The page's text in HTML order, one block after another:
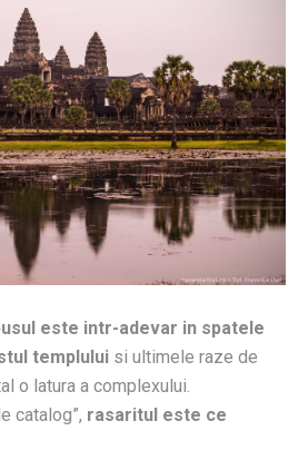
este intr-adevar in spatele
templului si ultimele raze de
o latura a complexului.
catalog”, rasaritul este ce